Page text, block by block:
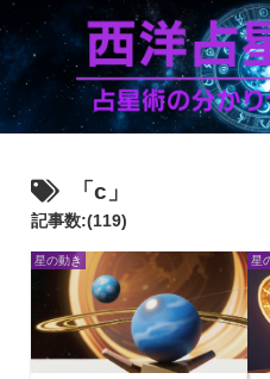
「c」
記事数:(119)
星の動き 星